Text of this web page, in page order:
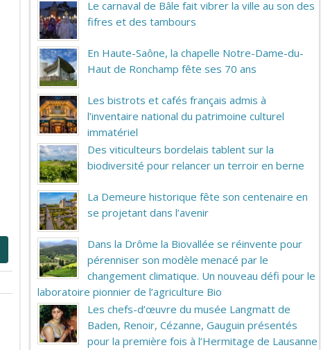
Le carnaval de Bâle fait vibrer la ville au son des
fifres et des tambours
En Haute-Saône, la chapelle Notre-Dame-du-
Haut de Ronchamp fête ses 70 ans
Les bistrots et cafés français admis à
l’inventaire national du patrimoine culturel
immatériel
Des viticulteurs bordelais tablent sur la
biodiversité pour relancer un terroir en berne
La Demeure historique fête son centenaire en
se projetant dans l’avenir
Dans la Drôme la Biovallée se réinvente pour
pérenniser son modèle menacé par le
changement climatique. Un nouveau défi pour le
laboratoire pionnier de l’agriculture Bio
Les chefs-d’œuvre du musée Langmatt de
Baden, Renoir, Cézanne, Gauguin présentés
pour la première fois à l’Hermitage de Lausanne